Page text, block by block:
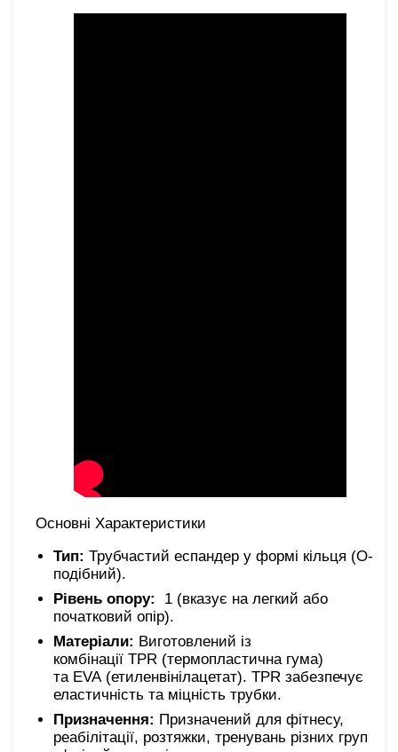
Основні Характеристики
Тип: Трубчастий еспандер у формі кільця (O-
подібний).
Рівень опору:
1 (вказує на легкий або
початковий опір).
Матеріали: Виготовлений із
комбінації TPR (термопластична гума)
та EVA (етиленвінілацетат). TPR забезпечує
еластичність та міцність трубки.
Призначення: Призначений для фітнесу,
реабілітації, розтяжки, тренувань різних груп